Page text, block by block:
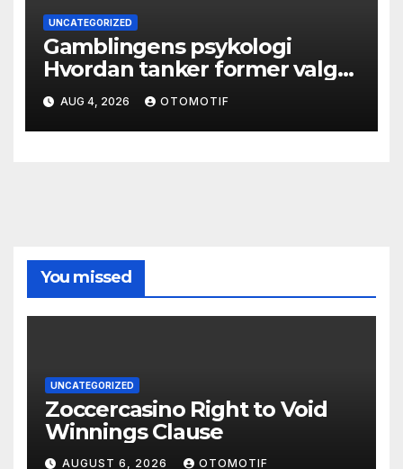
UNCATEGORIZED
Gamblingens psykologi
Hvordan tanker former valg
og atferd
AUG 4, 2026 OTOMOTIF
You missed
UNCATEGORIZED
Zoccercasino Right to Void
Winnings Clause
AUGUST 6, 2026 OTOMOTIF